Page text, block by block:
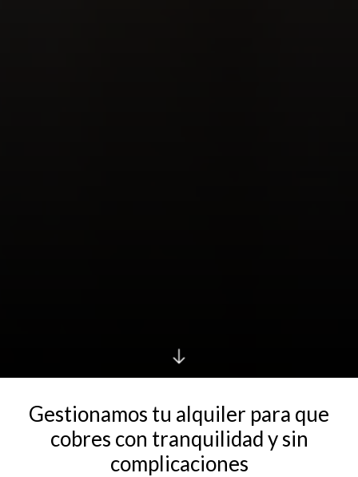
Gestionamos tu alquiler para que
cobres con tranquilidad y sin
complicaciones